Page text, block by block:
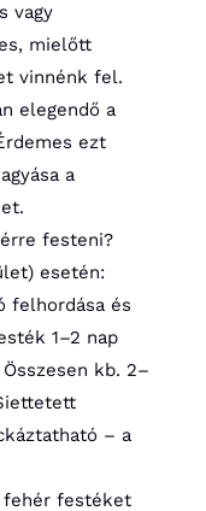
vagy
mielőtt
vinnénk fel.
elegendő a
ezt
a
festeni?
esetén:
felhordása és
1–2 nap
kb. 2–
– a
fehér festéket